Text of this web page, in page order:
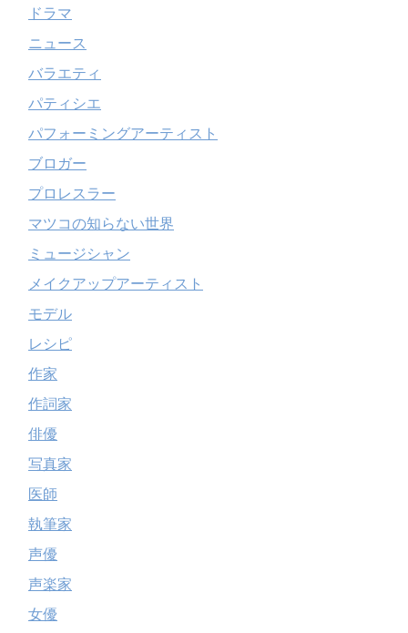
ドラマ
ニュース
バラエティ
パティシエ
パフォーミングアーティスト
ブロガー
プロレスラー
マツコの知らない世界
ミュージシャン
メイクアップアーティスト
モデル
レシピ
作家
作詞家
俳優
写真家
医師
執筆家
声優
声楽家
女優